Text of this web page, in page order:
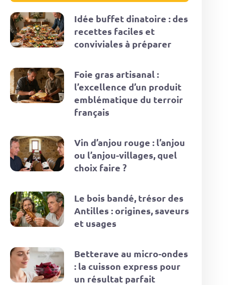
Idée buffet dinatoire : des
recettes faciles et
conviviales à préparer
Foie gras artisanal :
l’excellence d’un produit
emblématique du terroir
français
Vin d’anjou rouge : l’anjou
ou l’anjou-villages, quel
choix faire ?
Le bois bandé, trésor des
Antilles : origines, saveurs
et usages
Betterave au micro-ondes
: la cuisson express pour
un résultat parfait